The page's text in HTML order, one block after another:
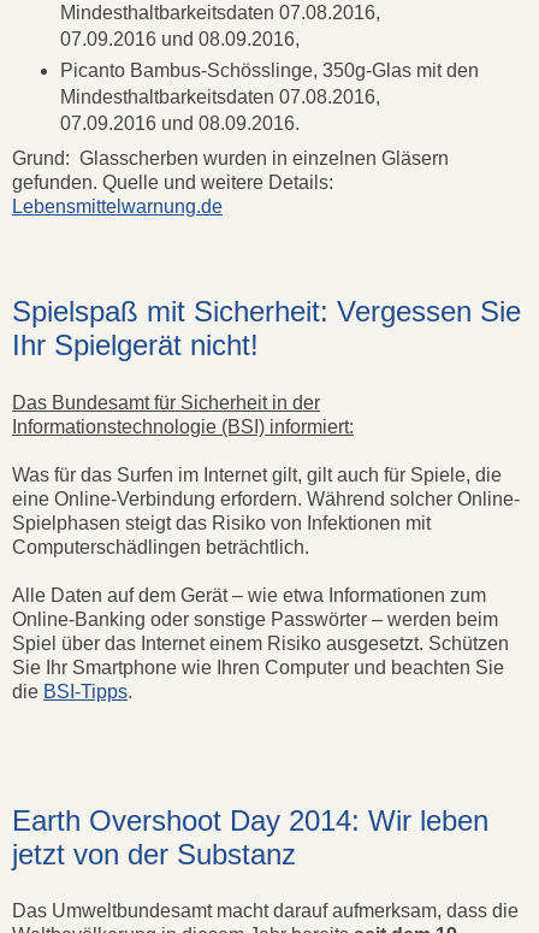
Mindesthaltbarkeitsdaten 07.08.2016,
07.09.2016 und 08.09.2016,
Picanto Bambus-Schösslinge, 350g-Glas mit den
Mindesthaltbarkeitsdaten 07.08.2016,
07.09.2016 und 08.09.2016.
Grund: Glasscherben wurden in einzelnen Gläsern
gefunden. Quelle und weitere Details:
Lebensmittelwarnung.de
Spielspaß mit Sicherheit: Vergessen Sie
Ihr Spielgerät nicht!
Das Bundesamt für Sicherheit in der
Informationstechnologie (BSI) informiert:
Was für das Surfen im Internet gilt, gilt auch für Spiele, die
eine Online-Verbindung erfordern. Während solcher Online-
Spielphasen steigt das Risiko von Infektionen mit
Computerschädlingen beträchtlich.
Alle Daten auf dem Gerät – wie etwa Informationen zum
Online-Banking oder sonstige Passwörter – werden beim
Spiel über das Internet einem Risiko ausgesetzt. Schützen
Sie Ihr Smartphone wie Ihren Computer und beachten Sie
die BSI-Tipps.
Earth Overshoot Day 2014: Wir leben
jetzt von der Substanz
Das Umweltbundesamt macht darauf aufmerksam, dass die